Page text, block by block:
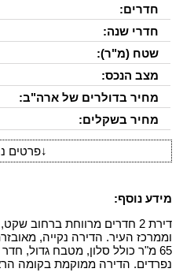
חדרים:
חדרי שנה:
שטח (מ"ר):
מצב הנכס:
מחיר בדולרים של ארה"ב:
מחיר בשקלים:
↓פרטים
מידע נוסף:
דירת 2 חדרים מרווחת ברחוב
וממרכז העיר. הדירה נקייה,
65 מ"ר כולל סלון, מטבח גדול,
נפרדים. הדירה ממוקמת בקומה